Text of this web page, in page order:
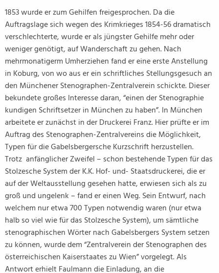
1853 wurde er zum Gehilfen freigesprochen. Da die
Auftragslage sich wegen des Krimkrieges 1854-56 dramatisch
verschlechterte, wurde er als jüngster Gehilfe mehr oder
weniger genötigt, auf Wanderschaft zu gehen. Nach
mehrmonatigerm Umherziehen fand er eine erste Anstellung
in Koburg, von wo aus er ein schriftliches Stellungsgesuch an
den Münchener Stenographen-Zentralverein schickte. Dieser
bekundete großes Interesse daran, “einen der Stenographie
kundigen Schriftsetzer in München zu haben”. In München
arbeitete er zunächst in der Druckerei Franz. Hier prüfte er im
Auftrag des Stenographen-Zentralvereins die Möglichkeit,
Typen für die Gabelsbergersche Kurzschrift herzustellen.
Trotz anfänglicher Zweifel – schon bestehende Typen für das
Stolzesche System der K.K. Hof- und- Staatsdruckerei, die er
auf der Weltausstellung gesehen hatte, erwiesen sich als zu
groß und ungelenk – fand er einen Weg. Sein Entwurf, nach
welchem nur etwa 700 Typen notwendig waren (nur etwa
halb so viel wie für das Stolzesche System), um sämtliche
stenographischen Wörter nach Gabelsbergers System setzen
zu können, wurde dem “Zentralverein der Stenographen des
österreichischen Kaiserstaates zu Wien” vorgelegt. Als
Antwort erhielt Faulmann die Einladung, an die